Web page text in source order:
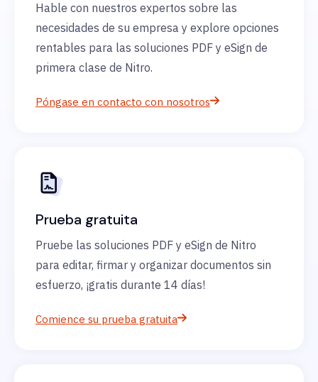
Hable con nuestros expertos sobre las
necesidades de su empresa y explore opciones
rentables para las soluciones PDF y eSign de
primera clase de Nitro.
Póngase en contacto con nosotros
Prueba gratuita
Pruebe las soluciones PDF y eSign de Nitro
para editar, firmar y organizar documentos sin
esfuerzo, ¡gratis durante 14 días!
Comience su prueba gratuita